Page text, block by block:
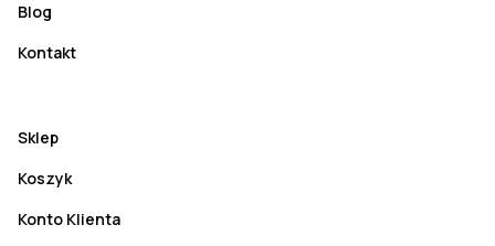
Blog
Kontakt
Sklep
Koszyk
Konto Klienta